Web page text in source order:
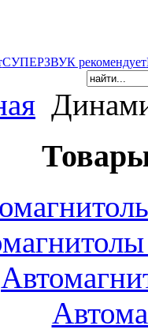
СУПЕРЗВУК рекомендует